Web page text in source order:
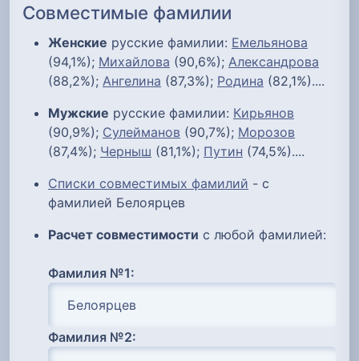
Совместимые фамилии
Женские русские фамилии: Емельянова
(94,1%); Михайлова (90,6%); Александрова
(88,2%); Ангелина (87,3%); Родина (82,1%)....
Мужские русские фамилии: Кирьянов
(90,9%); Сулейманов (90,7%); Морозов
(87,4%); Черныш (81,1%); Путин (74,5%)....
Списки совместимых фамилий - с
фамилией Белоярцев
Расчет совместимости с любой фамилией:
Фамилия №1:
Фамилия №2: